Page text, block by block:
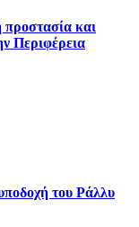
προστασία και
Περιφέρεια
του Ράλλυ